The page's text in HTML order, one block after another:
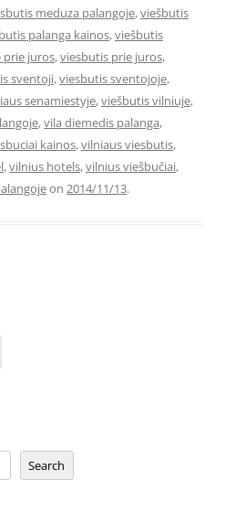
meduza palangoje,viešbutis
palanga kainos,viešbutis
prie juros,viesbutis prie juros,
sventoji,viesbutis sventojoje,
senamiestyje,viešbutis vilniuje,
,vila diemedis palanga,
kainos,vilniaus viesbutis,
,vilnius hotels,vilnius viešbučiai,
on 2014/11/13.
Search